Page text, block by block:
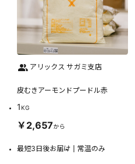
アリックス サガミ支店
皮むきアーモンドプードル赤
1KG
￥2,657から
最短3日後お届け 常温のみ